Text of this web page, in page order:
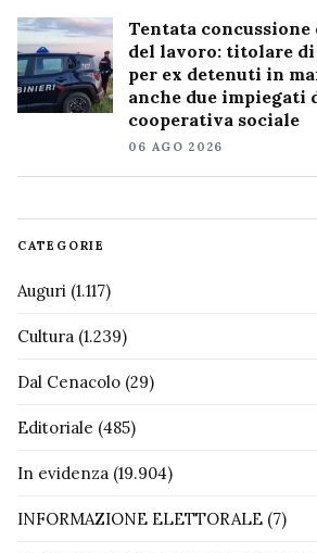
Tentata
del lavoro: titolare
per ex detenuti in
anche due impiegati
cooperativa sociale
06 AGO 2026
CATEGORIE
Auguri (1.117)
Cultura (1.239)
Dal Cenacolo (29)
Editoriale (485)
In evidenza (19.904)
INFORMAZIONE ELETTORALE (7)